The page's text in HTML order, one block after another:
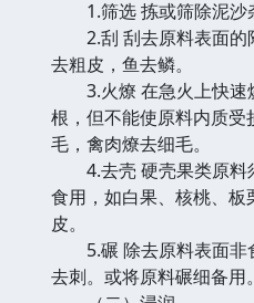
1.筛选 拣或筛除泥沙
2.刮 刮去原料表面的
去粗皮，鱼去鳞。
3.火燎 在急火上快速
根，但不能使原料内质
毛，禽肉燎去细毛。
4.去壳 硬壳果类原料
食用，如白果、核桃、
皮。
5.碾 除去原料表面非
去刺。或将原料碾细备用。